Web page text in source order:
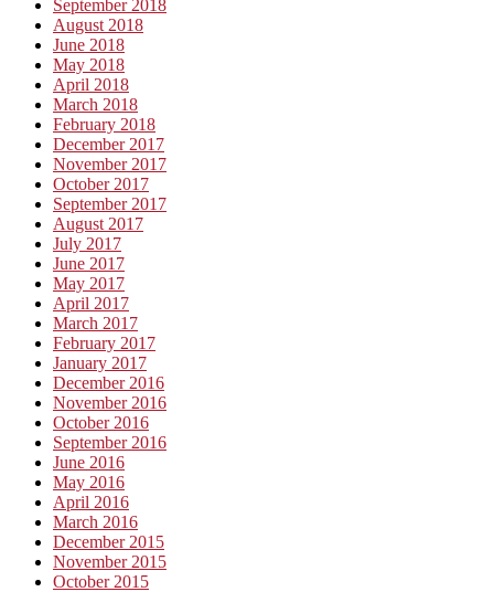
September 2018
August 2018
June 2018
May 2018
April 2018
March 2018
February 2018
December 2017
November 2017
October 2017
September 2017
August 2017
July 2017
June 2017
May 2017
April 2017
March 2017
February 2017
January 2017
December 2016
November 2016
October 2016
September 2016
June 2016
May 2016
April 2016
March 2016
December 2015
November 2015
October 2015